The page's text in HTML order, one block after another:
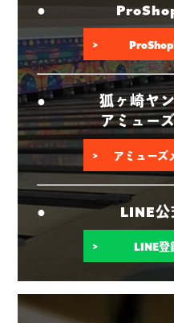
狐ヶ崎ヤ
アミュー
アミューズ
LINE公
LINE登